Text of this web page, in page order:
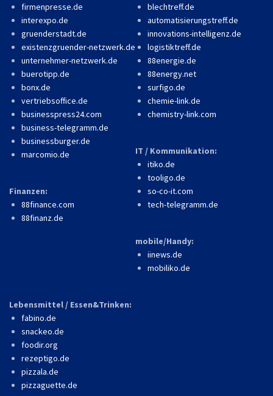
firmenpresse.de
interexpo.de
gruenderstadt.de
existenzgruender-netzwerk.de
unternehmer-netzwerk.de
buerotipp.de
bonx.de
vertriebsoffice.de
businesspress24.com
business-telegramm.de
businessburger.de
marcomio.de
Finanzen:
88finance.com
88finanz.de
blechtreff.de
automatisierungstreff.de
innovations-intelligenz.de
logistiktreff.de
88energie.de
88energy.net
surfigo.de
chemie-link.de
chemistry-link.com
IT / Kommunikation:
itiko.de
tooligo.de
so-co-it.com
tech-telegramm.de
mobile/Handy:
iinews.de
mobiliko.de
Lebensmittel / Essen&Trinken:
fabino.de
snackeo.de
foodir.org
rezeptigo.de
pizzala.de
pizzaguette.de